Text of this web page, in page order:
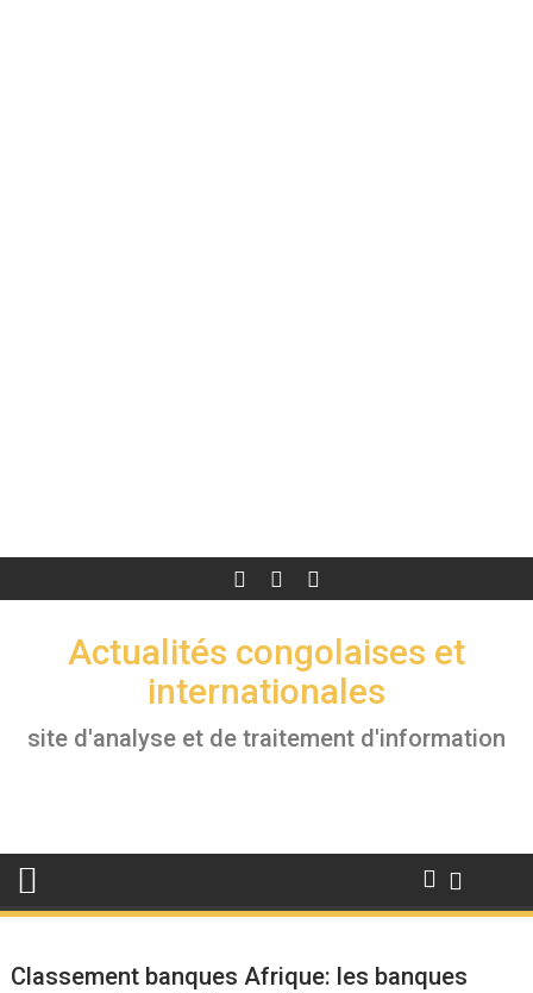
Actualités congolaises et
internationales
site d'analyse et de traitement d'information
Classement banques Afrique: les banques